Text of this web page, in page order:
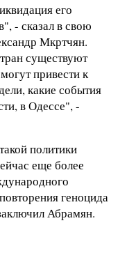
его
- сказал в свою
Мкртчян.
существуют
привести к
какие события
в Одессе", -
политики
еще более
геноцида
Абрамян.